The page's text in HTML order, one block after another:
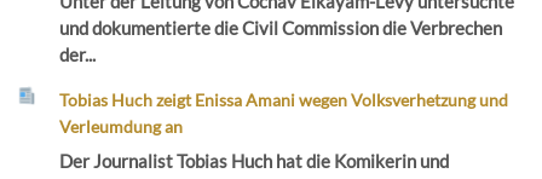
und dokumentierte die Civil Commission die Verbrechen
der...
Tobias Huch zeigt Enissa Amani wegen Volksverhetzung und
Verleumdung an
Der Journalist Tobias Huch hat die Komikerin und